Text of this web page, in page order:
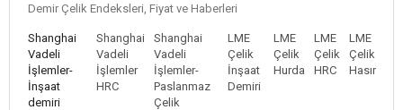
Demir Çelik Endeksleri, Fiyat ve Haberleri
Shanghai
Vadeli
İşlemler-
İnşaat
demiri
Shanghai
Vadeli
İşlemler
HRC
Shanghai
Vadeli
İşlemler-
Paslanmaz
Çelik
LME
Çelik
İnşaat
Demiri
LME
Çelik
Hurda
LME
Çelik
HRC
LME
Çelik
Hasır